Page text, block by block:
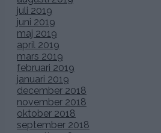
juli 2019
juni 2019
maj 2019
april 2019
mars 2019
februari 2019
januari 2019
december 2018
november 2018
oktober 2018
september 2018